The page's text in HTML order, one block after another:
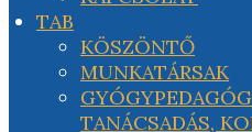
TAB
KÖSZÖNTŐ
MUNKATÁRSAK
TANÁCSADÁS,